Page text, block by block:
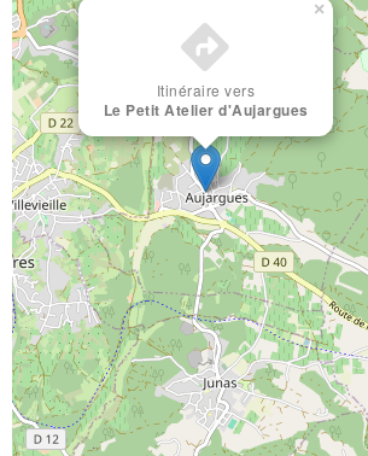
Itinéraire vers
Le Petit Atelier d'Aujargues
×